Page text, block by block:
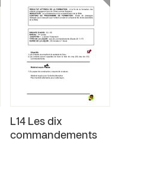
L14 Les dix
commandements